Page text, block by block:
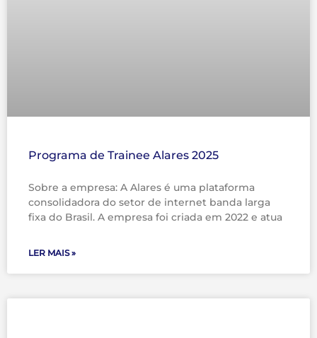
Programa de Trainee Alares 2025
Sobre a empresa: A Alares é uma plataforma
consolidadora do setor de internet banda larga
fixa do Brasil. A empresa foi criada em 2022 e atua
LER MAIS »